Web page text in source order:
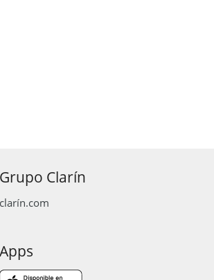
Grupo Clarín
clarín.com
Apps